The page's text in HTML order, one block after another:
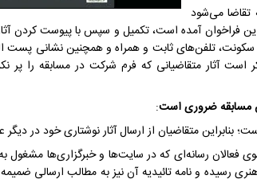
تقاضا می‌شود
این فراخوان آمده است، تکمیل و سپس با پیوست کردن
تلفن‌های ثابت و همراه و همچنین نشانی پست
است آثار متقاضیانی که فرم شرکت در مسابقه را پر
مسابقه ضروری است:
فعالان رسانه‌ای که در سایت‌ها و خبرگزاری‌ها مشغول
هنری رسیده و نامه تائیدیه آن نیز به مطالب ارسالی